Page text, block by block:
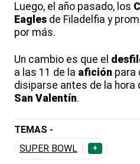
Luego, el año pasado, los
Eagles de Filadelfia y
por más.
Un cambio es que el
a las 11 de la afición para
disiparse antes de la hora
San Valentín.
TEMAS -
SUPER BOWL
+